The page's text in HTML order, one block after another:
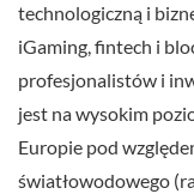
technologiczną i
iGaming, fintech i
profesjonalistów i
jest na wysokim
Europie pod
światłowodowego